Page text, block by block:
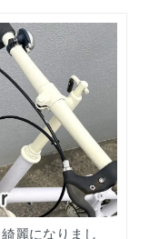
麗になりまし